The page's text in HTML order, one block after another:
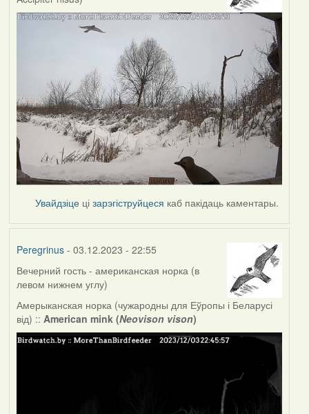
Увайдзіце цізарэгіструйцеся каб пакідаць каментары.
Peregrinus- 03.12.2023 - 22:55
Вечерний гость - американская норка (в
левом нижнем углу)
Амерыканская норка (чужародны для Еўропы і Беларусі
від) :: American mink (Neovison vison)